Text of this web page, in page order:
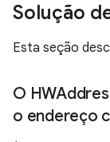
Solução
Esta seção
O
o endereço